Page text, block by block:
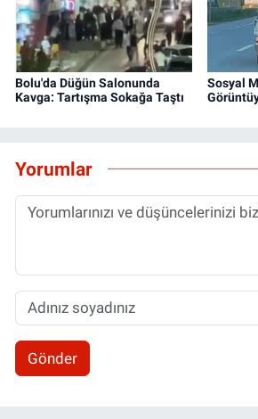
Bolu'da Düğün Salonunda
Kavga: Tartışma Sokağa Taştı
Sosyal
Yorumlar
Gönder